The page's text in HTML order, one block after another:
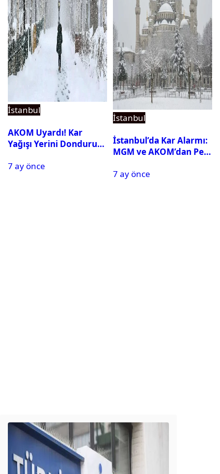
İstanbul
AKOM Uyardı! Kar
Yağışı Yerini Dondurucu
7 ay önce
İstanbul
İstanbul’da Kar Alarmı:
MGM ve AKOM’dan Peş
7 ay önce